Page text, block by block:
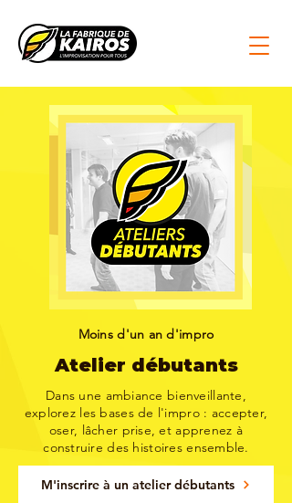
Moins d'un an d'impro
Atelier débutants
Dans une ambiance bienveillante,
explorez les bases de l'impro : accepter,
oser, lâcher prise, et apprenez à
construire des histoires ensemble.
M'inscrire à un atelier débutants